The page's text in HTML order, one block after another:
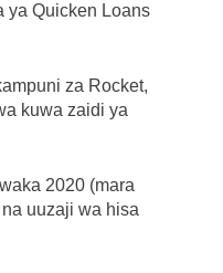
ya Quicken Loans
za Rocket,
kuwa zaidi ya
2020 (mara
uuzaji wa hisa